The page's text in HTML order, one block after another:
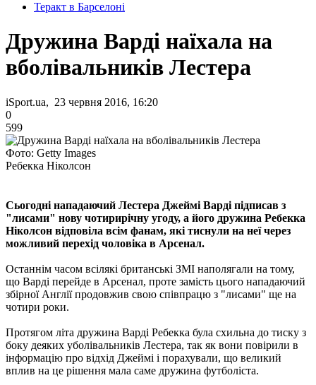
Теракт в Барселоні
Дружина Варді наїхала на
вболівальників Лестера
iSport.ua, 23 червня 2016, 16:20
0
599
Фото: Getty Images
Ребекка Ніколсон
Сьогодні нападаючий Лестера Джеймі Варді підписав з
"лисами" нову чотирирічну угоду, а його дружина Ребекка
Ніколсон відповіла всім фанам, які тиснули на неї через
можливий перехід чоловіка в Арсенал.
Останнім часом всілякі британські ЗМІ наполягали на тому,
що Варді перейде в Арсенал, проте замість цього нападаючий
збірної Англії продовжив свою співпрацю з "лисами" ще на
чотири роки.
Протягом літа дружина Варді Ребекка була схильна до тиску з
боку деяких уболівальників Лестера, так як вони повірили в
інформацію про відхід Джеймі і порахували, що великий
вплив на це рішення мала саме дружина футболіста.